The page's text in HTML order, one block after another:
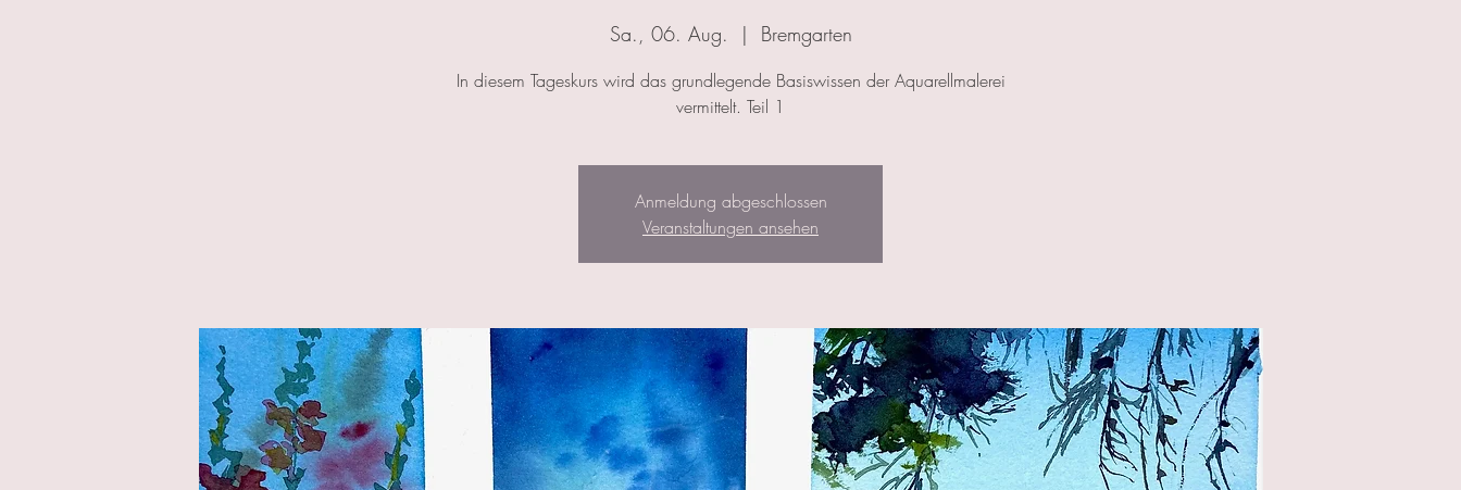
Sa., 06. Aug.
  |
Bremgarten
In diesem Tageskurs wird das grundlegende Basiswissen der Aquarellmalerei
vermittelt. Teil 1
Anmeldung abgeschlossen
Veranstaltungen ansehen